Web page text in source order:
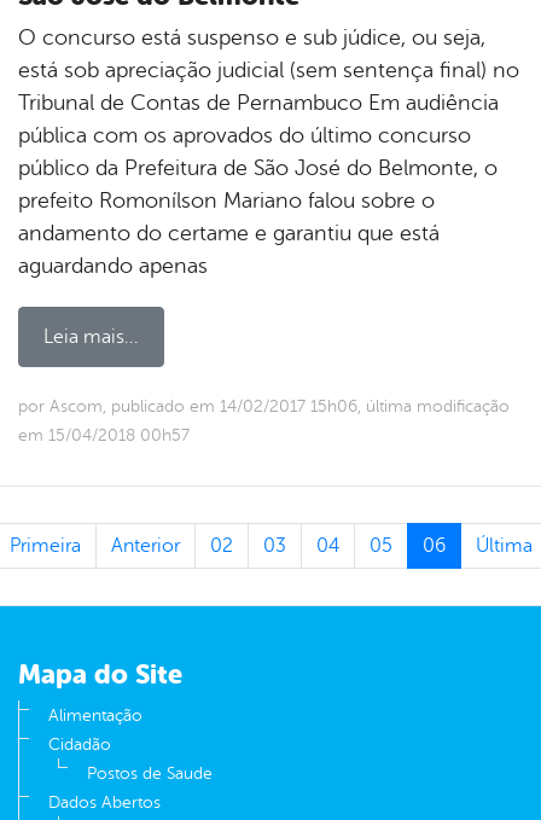
O concurso está suspenso e sub júdice, ou seja,
está sob apreciação judicial (sem sentença final) no
Tribunal de Contas de Pernambuco Em audiência
pública com os aprovados do último concurso
público da Prefeitura de São José do Belmonte, o
prefeito Romonílson Mariano falou sobre o
andamento do certame e garantiu que está
aguardando apenas
Leia mais...
por Ascom, publicado em 14/02/2017 15h06, última modificação
em 15/04/2018 00h57
Primeira Anterior 02 03 04 05 06 Última
Mapa do Site
Alimentação
Cidadão
Postos de Saude
Dados Abertos